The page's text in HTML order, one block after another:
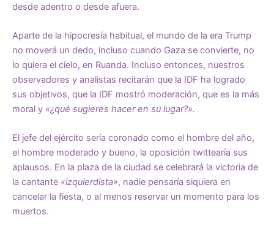
desde adentro o desde afuera.
Aparte de la hipocresía habitual, el mundo de la era Trump
no moverá un dedo, incluso cuando Gaza se convierte, no
lo quiera el cielo, en Ruanda. Incluso entonces, nuestros
observadores y analistas recitarán que la IDF ha logrado
sus objetivos, que la IDF mostró moderación, que es la más
moral y «¿qué sugieres hacer en su lugar?».
El jefe del ejército sería coronado como el hombre del año,
el hombre moderado y bueno, la oposición twittearía sus
aplausos. En la plaza de la ciudad se celebrará la victoria de
la cantante «izquierdista», nadie pensaría siquiera en
cancelar la fiesta, o al menos reservar un momento para los
muertos.